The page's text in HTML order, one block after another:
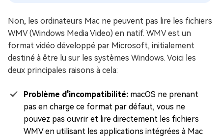
Non, les ordinateurs Mac ne peuvent pas lire les fichiers
WMV (Windows Media Video) en natif. WMV est un
format vidéo développé par Microsoft, initialement
destiné à être lu sur les systèmes Windows. Voici les
deux principales raisons à cela:
Problème d'incompatibilité: macOS ne prenant
pas en charge ce format par défaut, vous ne
pouvez pas ouvrir et lire directement les fichiers
WMV en utilisant les applications intégrées à Mac